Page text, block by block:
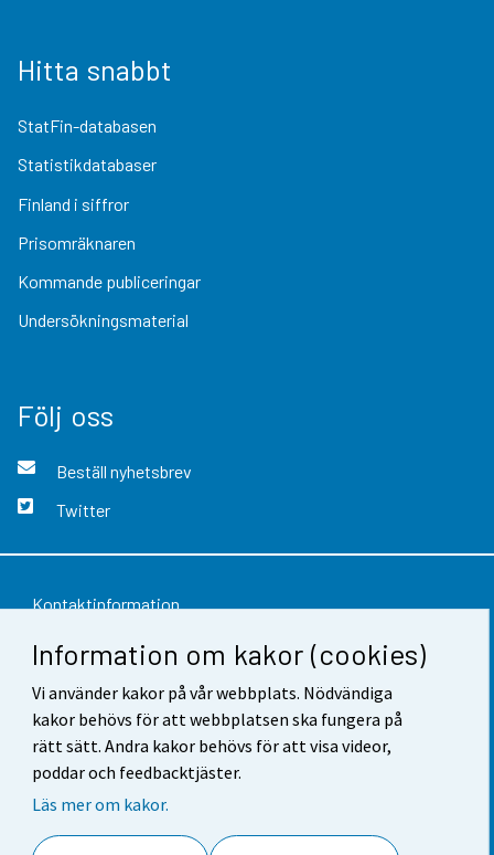
Information om kakor (cookies)
Vi använder kakor på vår webbplats. Nödvändiga
kakor behövs för att webbplatsen ska fungera på
rätt sätt. Andra kakor behövs för att visa videor,
poddar och feedbacktjäster.
Läs mer om kakor.
Hitta snabbt
StatFin-databasen
Statistikdatabaser
Finland i siffror
Prisomräknaren
Kommande publiceringar
Undersökningsmaterial
Följ oss
Beställ nyhetsbrev
Twitter
Kontaktinformation
Respons
Användarvillkor
Dataskydd
Tillgänglighet